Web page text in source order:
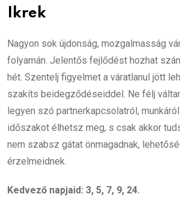
Ikrek
Nagyon sok újdonság, mozgalmasság
folyamán. Jelentős fejlődést hozhat
hét. Szentelj figyelmet a váratlanul jött
szakíts beidegződéseiddel. Ne félj
legyen szó partnerkapcsolatról,
időszakot élhetsz meg, s csak akkor
nem szabsz gátat önmagadnak,
érzelmeidnek.
Kedvező napjaid: 3, 5, 7, 9, 24.